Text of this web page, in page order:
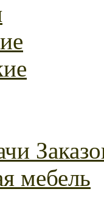
мебель